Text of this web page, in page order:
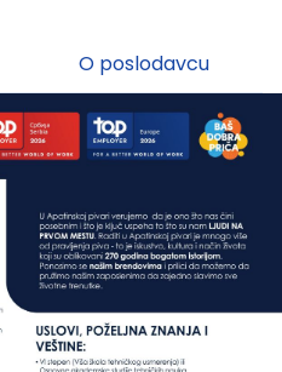
O poslodavcu